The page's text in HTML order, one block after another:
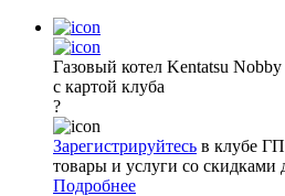
Газовый котел Kentatsu
с картой клуба
?
Зарегистрируйтесь в клубе
товары и услуги со скидками
Подробнее